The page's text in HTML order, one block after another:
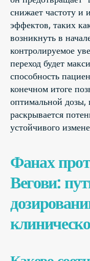
снижает частоту и
эффектов, таких
возникнуть в
контролируемое
переход будет
способность
конечном итоге
оптимальной дозы,
раскрывается
устойчивого
Фанах
Вегови: